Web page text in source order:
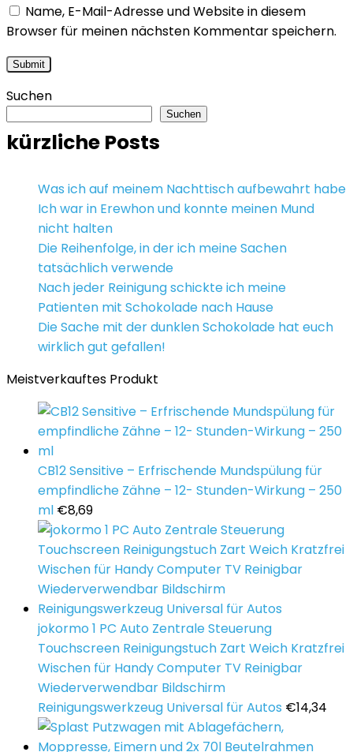
Name, E-Mail-Adresse und Website in diesem
Browser für meinen nächsten Kommentar speichern.
Suchen
Suchen
kürzliche Posts
Was ich auf meinem Nachttisch aufbewahrt habe
Ich war in Erewhon und konnte meinen Mund
nicht halten
Die Reihenfolge, in der ich meine Sachen
tatsächlich verwende
Nach jeder Reinigung schickte ich meine
Patienten mit Schokolade nach Hause
Die Sache mit der dunklen Schokolade hat euch
wirklich gut gefallen!
Meistverkauftes Produkt
CB12 Sensitive – Erfrischende Mundspülung für
empfindliche Zähne – 12- Stunden-Wirkung – 250
ml €8,69
jokormo 1 PC Auto Zentrale Steuerung
Touchscreen Reinigungstuch Zart Weich Kratzfrei
Wischen für Handy Computer TV Reinigbar
Wiederverwendbar Bildschirm
Reinigungswerkzeug Universal für Autos €14,34